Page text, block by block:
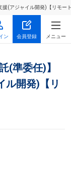
(アジャイル開発)【リモ
ン 会員登録 メニュー
(準委任)】
ル開発)【リ